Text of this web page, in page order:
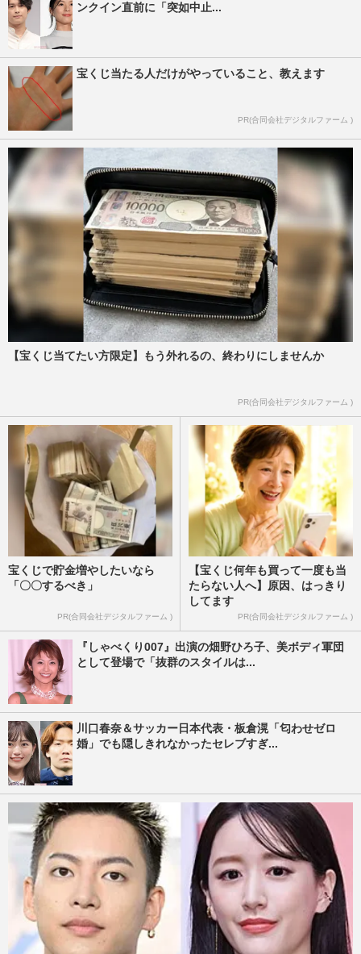
ンクイン直前に「突如中止...
宝くじ当たる人だけがやっていること、教えます
PR(合同会社デジタルファーム )
【宝くじ当てたい方限定】もう外れるの、終わりにしませんか
PR(合同会社デジタルファーム )
宝くじで貯金増やしたいなら
「〇〇するべき」
PR(合同会社デジタルファーム )
【宝くじ何年も買って一度も当
たらない人へ】原因、はっきり
してます
PR(合同会社デジタルファーム )
『しゃべくり007』出演の畑野ひろ子、美ボディ軍団
として登場で「抜群のスタイルは...
川口春奈＆サッカー日本代表・板倉滉「匂わせゼロ
婚」でも隠しきれなかったセレブすぎ...